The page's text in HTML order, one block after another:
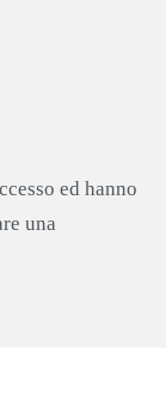
ed hanno
una